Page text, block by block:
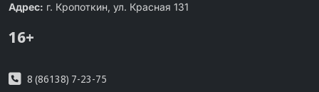
Адрес: г. Кропоткин, ул. Красная 131
16+
8 (86138) 7-23-75